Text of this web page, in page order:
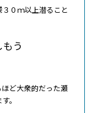
０ｍ以上潜ること
ど大衆的だった瀬
。